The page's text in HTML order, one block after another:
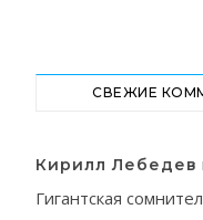
СВЕЖИЕ
Кирилл Лебедев
Гигантская